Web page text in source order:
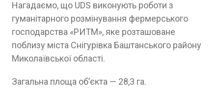
Нагадаємо, що UDS виконують роботи з
гуманітарного розмінування фермерського
господарства «РИТМ», яке розташоване
поблизу міста Снігурівка Баштанського району
Миколаївської області.
Загальна площа об’єкта — 28,3 га.